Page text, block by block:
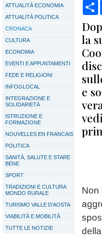
ATTUALITÀ ECONOMIA
ATTUALITÀ POLITICA
CRONACA
CULTURA
ECONOMIA
EVENTI E APPUNTAMENTI
FEDE E RELIGIONI
INFOGLOCAL
INTEGRAZIONE E
SOLIDARIETÀ
ISTRUZIONE E
FORMAZIONE
NOUVELLES EN FRANCAIS
POLITICA
SANITÀ, SALUTE E STARE
BENE
SPORT
TRADIZIONI E CULTURA
MONDO RURALE
TURISMO VALLE D'AOSTA
VIABILITÀ E MOBILITÀ
TUTTE LE NOTIZIE
la
e
Non